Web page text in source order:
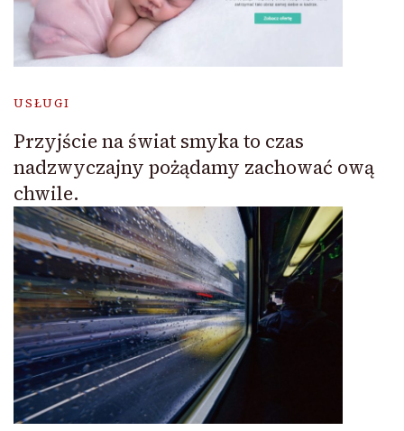
USŁUGI
Przyjście na świat smyka to czas
nadzwyczajny pożądamy zachować ową
chwile.